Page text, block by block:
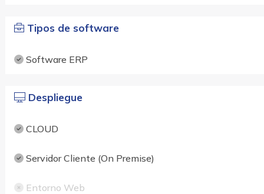
Tipos de software
Software ERP
Despliegue
CLOUD
Servidor Cliente (On Premise)
Entorno Web